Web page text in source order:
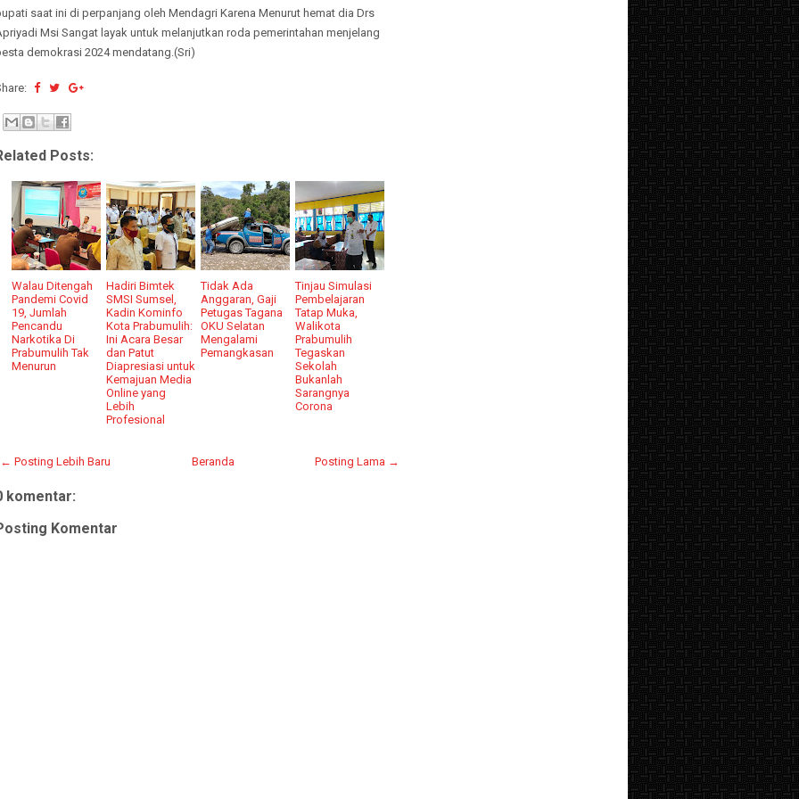
saat ini di perpanjang oleh Mendagri Karena Menurut hemat dia Drs
Msi Sangat layak untuk melanjutkan roda pemerintahan menjelang
demokrasi 2024 mendatang.(Sri)
Posts:
Walau Ditengah
Pandemi Covid
19, Jumlah
Pencandu
Narkotika Di
Prabumulih Tak
Menurun
Hadiri Bimtek
SMSI Sumsel,
Kadin Kominfo
Kota Prabumulih:
Ini Acara Besar
dan Patut
Diapresiasi untuk
Kemajuan Media
Online yang
Lebih
Profesional
Tidak Ada
Anggaran, Gaji
Petugas Tagana
OKU Selatan
Mengalami
Pemangkasan
Tinjau Simulasi
Pembelajaran
Tatap Muka,
Walikota
Prabumulih
Tegaskan
Sekolah
Bukanlah
Sarangnya
Corona
← Posting Lebih Baru Posting Lama →
Beranda
komentar:
Komentar